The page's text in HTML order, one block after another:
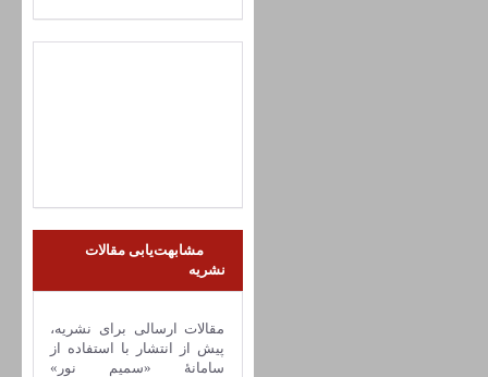
مشابهت‌یابی مقالات
نشریه
مقالات ارسالی برای نشریه،
پیش از انتشار با استفاده از
سامانۀ «سمیم نور»